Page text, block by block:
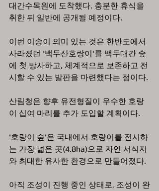
대간수목원에 도착했다. 충분한 휴식을
취한 뒤 일반에 공개될 예정이다.
이번 이송이 의미 있는 것은 한반도에서
사라졌던 '백두산호랑이'를 백두대간 숲
에 첫 방사하고, 체계적으로 보존하고 전
시할 수 있는 발판을 마련했다는 점이다.
산림청은 향후 유전형질이 우수한 호랑
이 십여 마리를 추가 도입할 계획이다.
'호랑이 숲'은 국내에서 호랑이를 전시하
는 가장 넓은 곳(4.8ha)으로 자연 서식지
와 최대한 유사한 환경으로 만들어졌다.
아직 조성이 진행 중인 상태로, 조성이 완